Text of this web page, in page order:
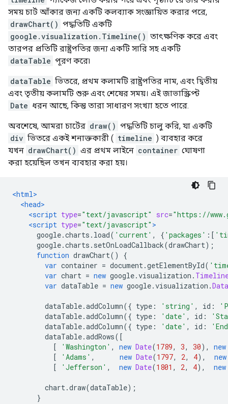
সময় চার্ট আঁকার জন্য একটি কলব্যাক সংজ্ঞায়িত করার পরে,
drawChart() পদ্ধতিটি একটি
google.visualization.Timeline() তাৎক্ষণিক করে এবং
তারপর প্রতিটি রাষ্ট্রপতির জন্য একটি সারি সহ একটি
dataTable পূরণ করে৷
dataTable ভিতরে, প্রথম কলামটি রাষ্ট্রপতির নাম, এবং দ্বিতীয়
এবং তৃতীয় কলামটি শুরু এবং শেষের সময়। এই জাভাস্ক্রিপ্ট
Date ধরন আছে, কিন্তু তারা সাধারণ সংখ্যা হতে পারে.
অবশেষে, আমরা চার্টের draw() পদ্ধতিটি চালু করি, যা একটি
div ভিতরে একই শনাক্তকারী ( timeline ) ব্যবহার করে
যখন drawChart() এর প্রথম লাইনে container ঘোষণা
করা হয়েছিল তখন ব্যবহার করা হয়।
<html>
<head>
<script type="text/javascript" src="https://
<script type="text/javascript" >
google.charts . load( 'current' , { 'packages' :[
google.charts . setOnLoadCallback(drawChart);
function drawChart()
{
var container = document.getElementById(
var chart = new google.visualization .
var dataTable = new google.visualization .
dataTable.addColumn({ type : 'string' , id :
dataTable.addColumn({ type : 'date' , id :
dataTable.addColumn({ type : 'date' , id :
dataTable.addRows([
[
'Washington' , new Date(1789, 3, 30),
new
[
'Adams' , new Date(1797, 2, 4),
new
[
'Jefferson' , new Date(1801 , 2, 4), new
chart.draw(dataTable);
}